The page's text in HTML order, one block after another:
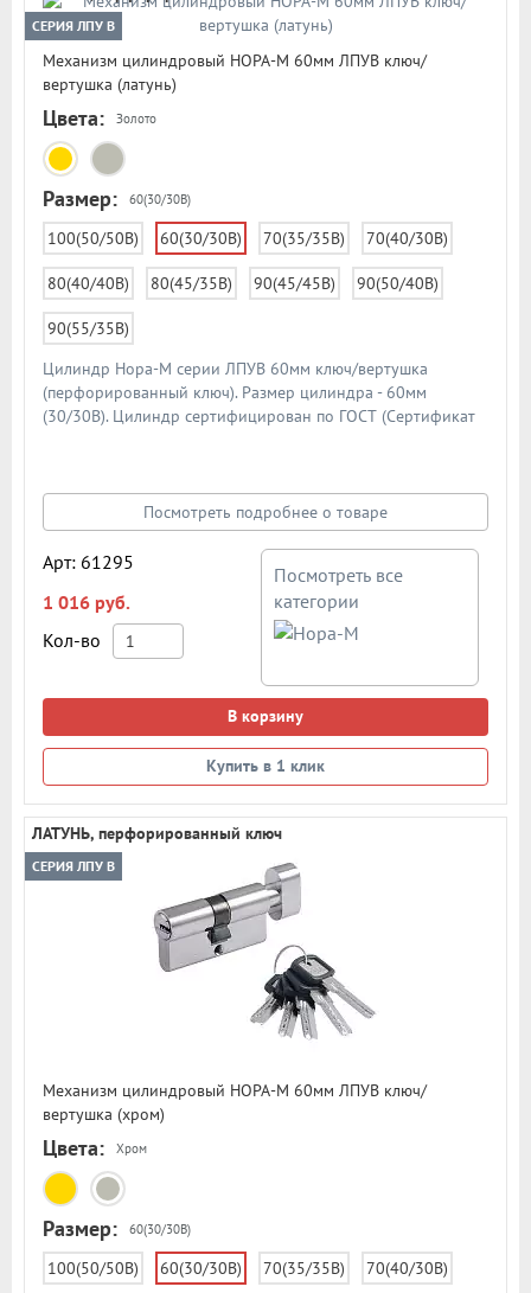
СЕРИЯ ЛПУ В
Механизм цилиндровый НОРА-М 60мм ЛПУВ ключ/
вертушка (латунь)
Цвета: Золото
Размер: 60(30/30В)
100(50/50В) 60(30/30В) 70(35/35В) 70(40/30В)
80(40/40В) 80(45/35В) 90(45/45В) 90(50/40В)
90(55/35В)
Цилиндр Нора-М серии ЛПУВ 60мм ключ/вертушка
(перфорированный ключ). Размер цилиндра - 60мм
(30/30В). Цилиндр сертифицирован по ГОСТ (Сертификат
Схема цилиндра в подробном описании
Посмотреть подробнее о товаре
Арт: 61295
1 016 руб.
Кол-во
Посмотреть все
категории
В корзину
Купить в 1 клик
ЛАТУНЬ, перфорированный ключ
СЕРИЯ ЛПУ В
Механизм цилиндровый НОРА-М 60мм ЛПУВ ключ/
вертушка (хром)
Цвета: Хром
Размер: 60(30/30В)
100(50/50В) 60(30/30В) 70(35/35В) 70(40/30В)